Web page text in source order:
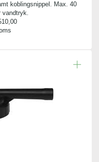
koblingsnippel. Max. 40
vandtryk.